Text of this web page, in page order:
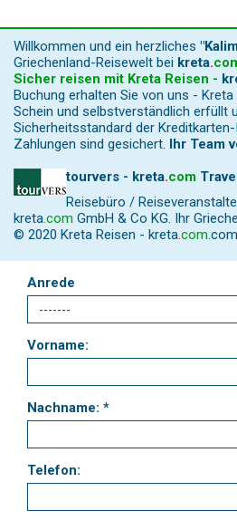
Willkommen und ein herzliches
Griechenland-Reisewelt bei kreta.
Sicher reisen mit Kreta Reisen -
Buchung erhalten Sie von uns -
Schein und selbstverständlich erfüllt
Sicherheitsstandard der
Zahlungen sind gesichert.
Ihr Team
tourvers - kreta.com
Reisebüro /
kreta.com GmbH & Co KG. Ihr
© 2020 Kreta Reisen - kreta.com
Anrede
Vorname:
Nachname: *
Telefon: